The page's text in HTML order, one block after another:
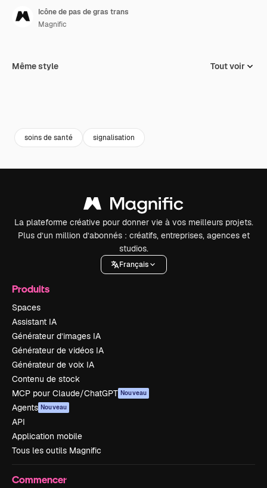
Icône de pas de gras trans
Magnific
Même style Tout voir
soins de santé signalisation
La plateforme créative pour donner vie à vos meilleurs projets.
Plus d’un million d’abonnés : créatifs, entreprises, agences et
studios.
Français
Produits
Spaces
Assistant IA
Générateur d’images IA
Générateur de vidéos IA
Générateur de voix IA
Contenu de stock
MCP pour Claude/ChatGPT Nouveau
Agents Nouveau
API
Application mobile
Tous les outils Magnific
Commencer